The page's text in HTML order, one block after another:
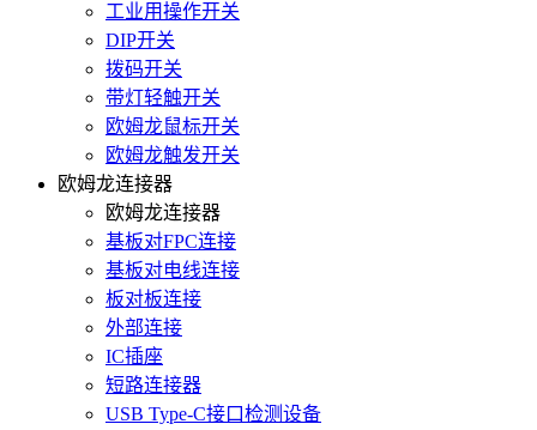
工业用操作开关
DIP开关
拨码开关
带灯轻触开关
欧姆龙鼠标开关
欧姆龙触发开关
欧姆龙连接器
欧姆龙连接器
基板对FPC连接
基板对电线连接
板对板连接
外部连接
IC插座
短路连接器
USB Type-C接口检测设备